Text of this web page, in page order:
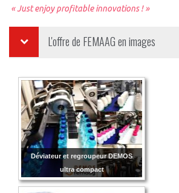
« Just enjoy profitable innovations ! »
L'offre de FEMAAGen images
Déviateur et regroupeur DEMOS
ultra compact